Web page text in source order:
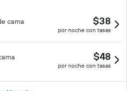
cama
$38
por noche con tasas
$48
por noche con tasas